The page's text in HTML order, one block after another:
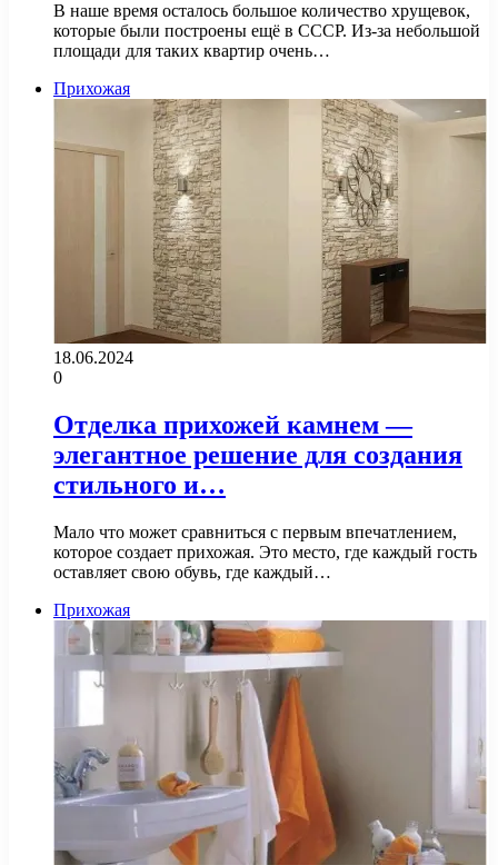
В наше время осталось большое количество хрущевок,
которые были построены ещё в СССР. Из-за небольшой
площади для таких квартир очень…
Прихожая
18.06.2024
0
Отделка прихожей камнем —
элегантное решение для создания
стильного и…
Мало что может сравниться с первым впечатлением,
которое создает прихожая. Это место, где каждый гость
оставляет свою обувь, где каждый…
Прихожая